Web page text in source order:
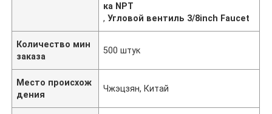
ка NPT
,Угловой вентиль 3/8inch Faucet
Количество мин
заказа
500 штук
Место происхож
дения
Чжэцзян, Китай